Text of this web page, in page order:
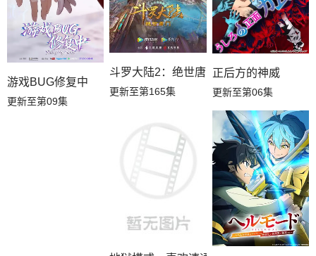
游戏BUG修复中
更新至第09集
斗罗大陆2：绝世唐门
更新至第165集
正后方的神威
更新至第06集